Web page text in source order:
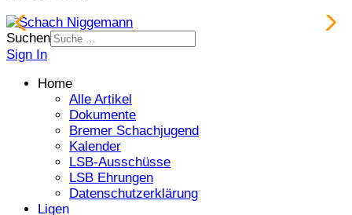
Suchen
Sign In
Home
Alle Artikel
Dokumente
Bremer Schachjugend
Kalender
LSB-Ausschüsse
LSB Ehrungen
Datenschutzerklärung
Ligen